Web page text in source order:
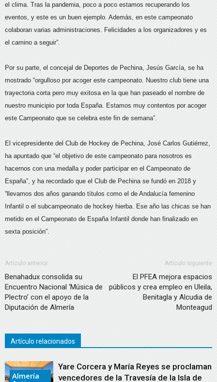
el clima. Tras la pandemia, poco a poco estamos recuperando los
eventos, y este es un buen ejemplo. Además, en este campeonato
colaboran varias administraciones. Felicidades a los organizadores y es
el camino a seguir”.
Por su parte, el concejal de Deportes de Pechina, Jesús García, se ha
mostrado “orgulloso por acoger este campeonato. Nuestro club tiene una
trayectoria corta pero muy exitosa en la que han paseado el nombre de
nuestro municipio por toda España. Estamos muy contentos por acoger
este Campeonato que se celebra este fin de semana”.
El vicepresidente del Club de Hockey de Pechina, José Carlos Gutiérrez,
ha apuntado que “el objetivo de este campeonato para nosotros es
hacernos con una medalla y poder participar en el Campeonato de
España”, y ha recordado que el Club de Pechina se fundó en 2018 y
“llevamos dos años ganando títulos como el de Andalucía femenino
Infantil o el subcampeonato de hockey hierba. Ese año las chicas se han
metido en el Campeonato de España Infantil donde han finalizado en
sexta posición”.
Artículo anterior
Benahadux consolida su
Encuentro Nacional ‘Música de
Plectro’ con el apoyo de la
Diputación de Almería
Artículo siguiente
El PFEA mejora espacios
públicos y crea empleo en Uleila,
Benitagla y Alcudia de
Monteagud
Artículo relacionados
Almería
Yare Corcera y María Reyes se proclaman
vencedores de la Travesía de la Isla de